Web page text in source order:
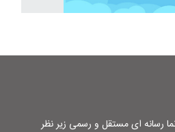
رسانه ای مستقل و رسمی زیر نظر